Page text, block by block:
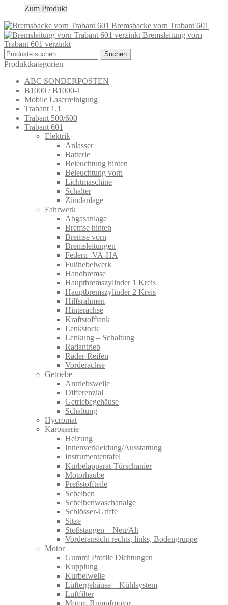
Zum Produkt
Bremsbacke vorn Trabant 601
Bremsleitung vorn
Trabant 601 verzinkt
Suchen
nach:
Suchen
Produktkategorien
ABC SONDERPOSTEN
B1000 / B1000-1
Mobile Laserreinigung
Trabant 1.1
Trabant 500/600
Trabant 601
Elektrik
Anlasser
Batterie
Beleuchtung hinten
Beleuchtung vorn
Lichtmaschine
Schalter
Zündanlage
Fahrwerk
Abgasanlage
Bremse hinten
Bremse vorn
Bremsleitungen
Federn -VA-HA
Fußhebelwerk
Handbremse
Hauptbremszylinder 1 Kreis
Hauptbremszylinder 2 Kreis
Hilfsrahmen
Hinterachse
Kraftstofftank
Lenkstock
Lenkung – Schaltung
Radantrieb
Räder-Reifen
Vorderachse
Getriebe
Antriebswelle
Differenzial
Getriebegehäuse
Schaltung
Hycromat
Karosserie
Heizung
Innenverkleidung/Ausstattung
Instrumententafel
Kurbelapparat-Türschanier
Motorhaube
Preßstoffteile
Scheiben
Scheibenwaschanalge
Schlösser-Griffe
Sitze
Stoßstangen – Neu/Alt
Vorderansicht rechts, links, Bodengruppe
Motor
Gummi Profile Dichtungen
Kupplung
Kurbelwelle
Lüftergehäuse – Kühlsystem
Luftfilter